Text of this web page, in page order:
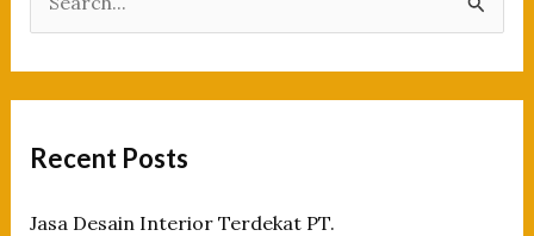
Rumah
Anda
e
a
r
c
f
Recent Posts
Jasa Desain Interior Terdekat PT.